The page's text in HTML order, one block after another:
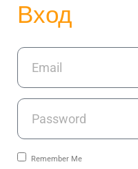
Вход
Remember Me